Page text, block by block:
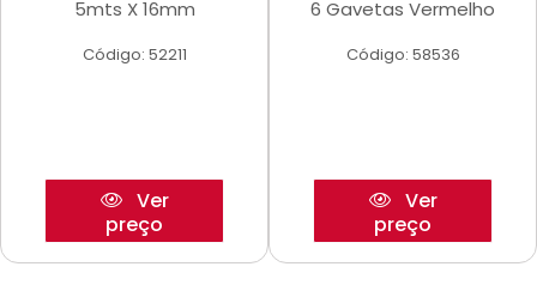
5mts X 16mm
Código: 52211
Ver
preço
6 Gavetas Vermelho
Código: 58536
Ver
preço